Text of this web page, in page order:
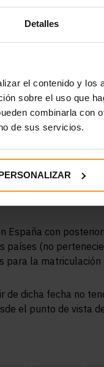
Detalles
el contenido y los
sobre el uso que
combinarla con
de sus servicios.
de circulación
en caso de no
en las
la lectura OBD
de emisiones
para los vehículos
en el
España con
países (no
para la
de dicha fecha no
el punto de vista